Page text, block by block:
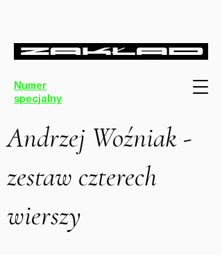
Numer
specjalny
Andrzej Woźniak -
zestaw czterech
wierszy